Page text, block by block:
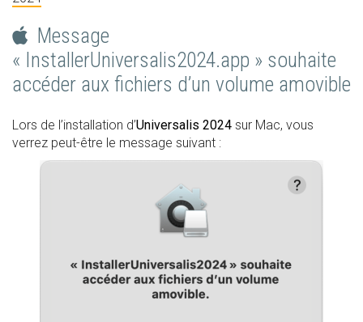
Message
« InstallerUniversalis2024.app » souhaite
accéder aux fichiers d’un volume amovible
Lors de l’installation d’Universalis 2024 sur Mac, vous
verrez peut-être le message suivant :